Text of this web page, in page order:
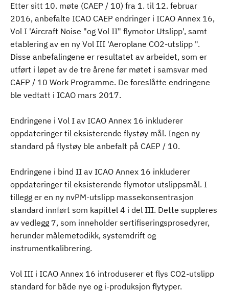
Etter sitt 10. møte (CAEP / 10) fra 1. til 12. februar
2016, anbefalte ICAO CAEP endringer i ICAO Annex 16,
Vol I 'Aircraft Noise "og Vol II" flymotor Utslipp', samt
etablering av en ny Vol III 'Aeroplane CO2-utslipp ".
Disse anbefalingene er resultatet av arbeidet, som er
utført i løpet av de tre årene før møtet i samsvar med
CAEP / 10 Work Programme. De foreslåtte endringene
ble vedtatt i ICAO mars 2017.
Endringene i Vol I av ICAO Annex 16 inkluderer
oppdateringer til eksisterende flystøy mål. Ingen ny
standard på flystøy ble anbefalt på CAEP / 10.
Endringene i bind II av ICAO Annex 16 inkluderer
oppdateringer til eksisterende flymotor utslippsmål. I
tillegg er en ny nvPM-utslipp massekonsentrasjon
standard innført som kapittel 4 i del III. Dette suppleres
av vedlegg 7, som inneholder sertifiseringsprosedyrer,
herunder målemetodikk, systemdrift og
instrumentkalibrering.
Vol III i ICAO Annex 16 introduserer et flys CO2-utslipp
standard for både nye og i-produksjon flytyper.